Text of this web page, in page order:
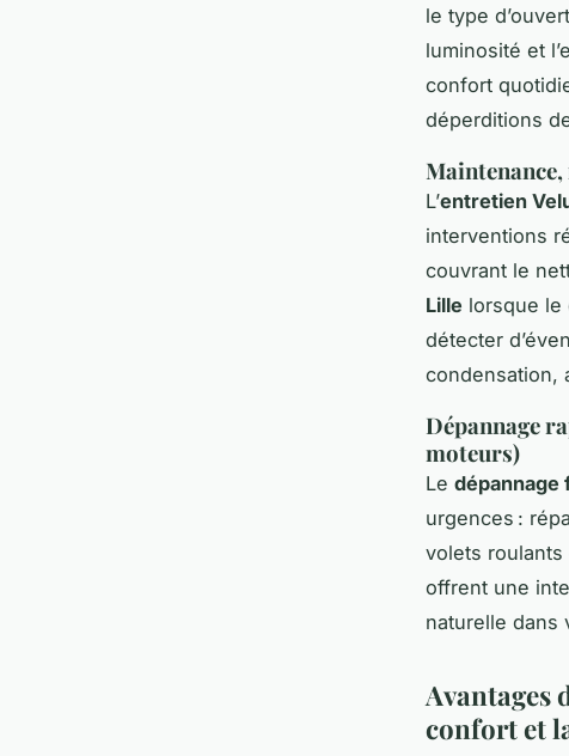
le type
luminosité et
confort
déperditions
L’entretien
interventions
couvrant le
Lille lorsque le
détecter
condensation,
Dépannage
moteurs)
Le dépannage
urgences :
volets
offrent une
naturelle dans
Avantages
confort et